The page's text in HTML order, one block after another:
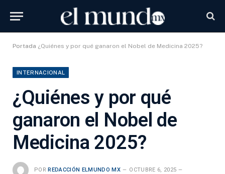
Portada ¿Quiénes y por qué ganaron el Nobel de Medicina 2025?
INTERNACIONAL
¿Quiénes y por qué
ganaron el Nobel de
Medicina 2025?
POR REDACCIÓN ELMUNDO MX OCTUBRE 6, 2025